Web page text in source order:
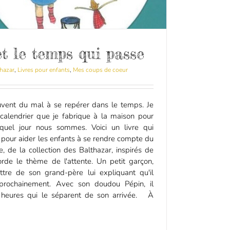
le temps qui passe
, Livres pour enfants, Mes coups de coeur
du mal à se repérer dans le temps. Je
que je fabrique à la maison pour
jour nous sommes. Voici un livre qui
aider les enfants à se rendre compte du
la collection des Balthazar, inspirés de
le thème de l'attente. Un petit garçon,
de son grand-père lui expliquant qu'il
Avec son doudou Pépin, il
qui le séparent de son arrivée. À